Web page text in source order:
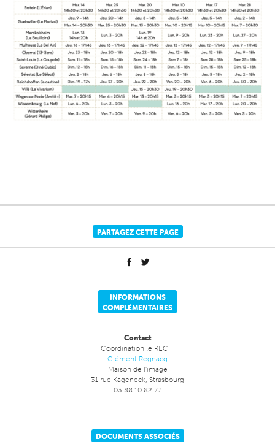
PARTAGEZ CETTE PAGE
INFORMATIONS
COMPLÉMENTAIRES
Contact
Coordination le RECIT
Clément Regnacq
Maison de l’image
31 rue Kageneck, Strasbourg
03 88 10 82 77
DOCUMENTS ASSOCIÉS